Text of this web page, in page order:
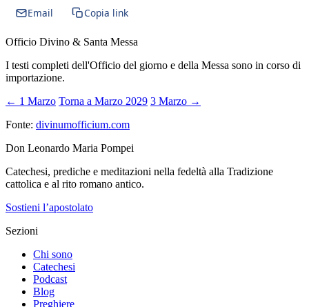
Email
Copia link
Officio Divino & Santa Messa
I testi completi dell'Officio del giorno e della Messa sono in corso di
importazione.
← 1 Marzo Torna a Marzo 2029 3 Marzo →
Fonte: divinumofficium.com
Don Leonardo Maria Pompei
Catechesi, prediche e meditazioni nella fedeltà alla Tradizione
cattolica e al rito romano antico.
Sostieni l’apostolato
Sezioni
Chi sono
Catechesi
Podcast
Blog
Preghiere